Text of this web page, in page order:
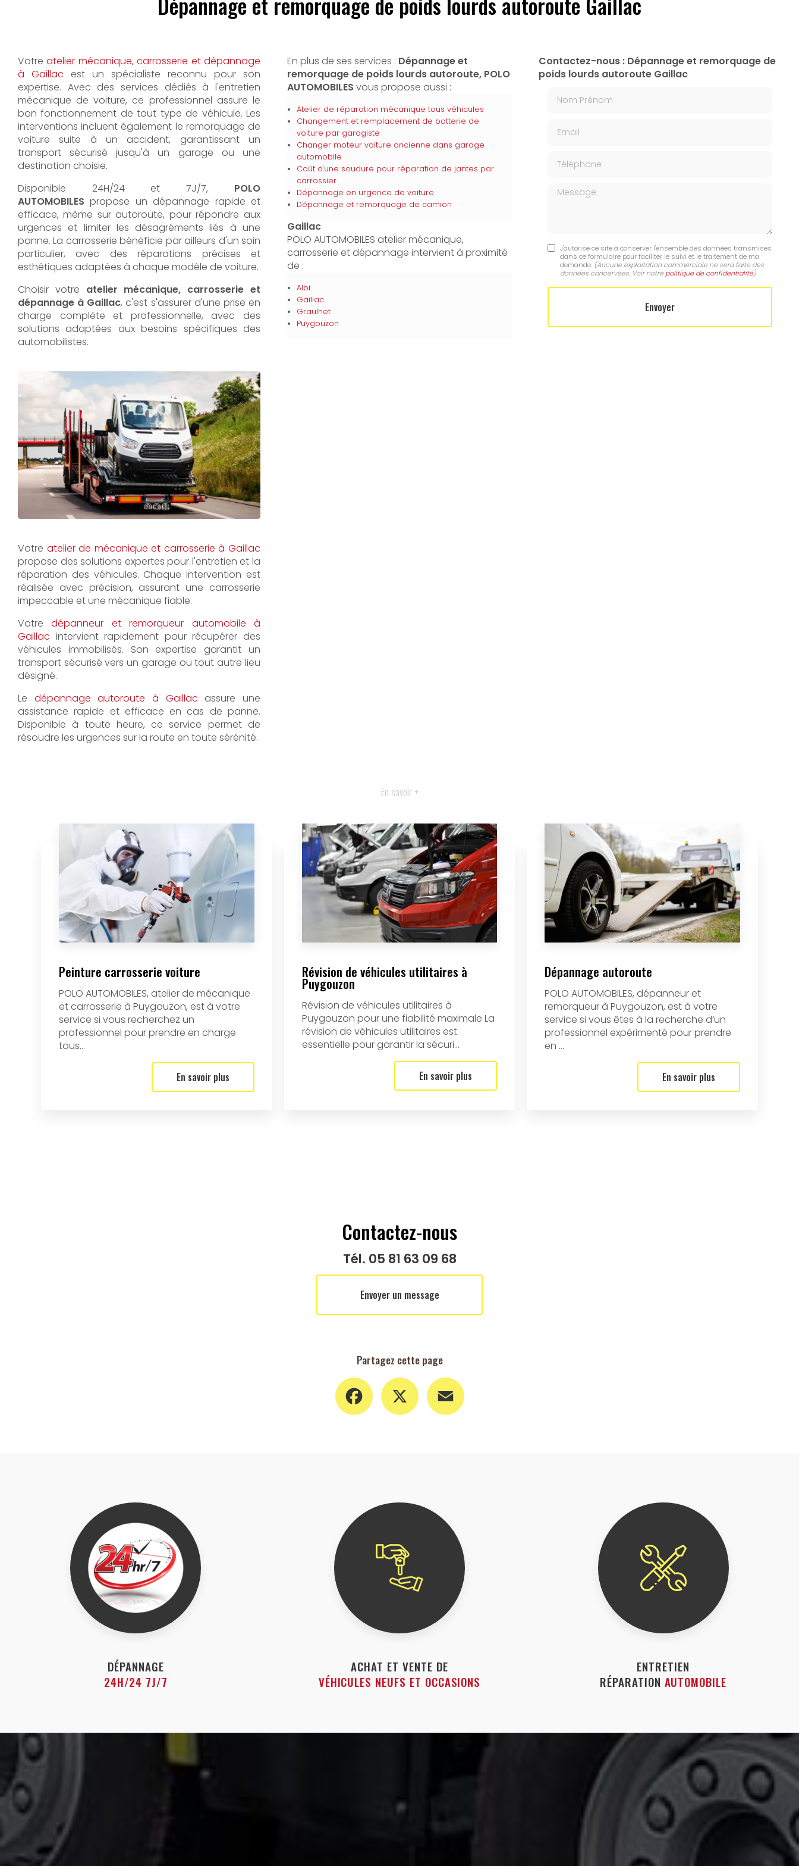
Votreatelier mécanique, carrosserie et dépannage
à Gaillac
est un spécialiste reconnu pour son
expertise. Avec des services dédiés à l'entretien
mécanique de voiture, ce professionnel assure le
bon fonctionnement de tout type de véhicule. Les
interventions incluent également le remorquage de
voiture suite à un accident, garantissant un
transport sécurisé jusqu'à un garage ou une
destination choisie.
Disponible 24H/24 et 7J/7, POLO
AUTOMOBILESpropose un dépannage rapide et
efficace, même sur autoroute, pour répondre aux
urgences et limiter les désagréments liés à une
panne. La carrosserie bénéficie par ailleurs d'un soin
particulier, avec des réparations précises et
esthétiques adaptées à chaque modèle de voiture.
Choisir votre atelier mécanique, carrosserie et
dépannage à Gaillac, c'est s'assurer d'une prise en
charge complète et professionnelle, avec des
solutions adaptées aux besoins spécifiques des
automobilistes.
Votre atelier de mécanique et carrosserie à Gaillac
propose des solutions expertes pour l'entretien et la
réparation des véhicules. Chaque intervention est
réalisée avec précision, assurant une carrosserie
impeccable et une mécanique fiable.
Votredépanneur et remorqueur automobile à
Gaillac intervient rapidement pour récupérer des
véhicules immobilisés. Son expertise garantit un
transport sécurisé vers un garage ou tout autre lieu
désigné.
Le dépannage autoroute à Gaillac assure une
assistance rapide et efficace en cas de panne.
Disponible à toute heure, ce service permet de
résoudre les urgences sur la route en toute sérénité.
En plus de ses services : Dépannage et
remorquage de poids lourds autoroute, POLO
AUTOMOBILES vous propose aussi :
Atelier de réparation mécanique tous véhicules
Changement et remplacement de batterie de
voiture par garagiste
Changer moteur voiture ancienne dans garage
automobile
Coût d'une soudure pour réparation de jantes par
carrossier
Dépannage en urgence de voiture
Dépannage et remorquage de camion
Gaillac
POLO AUTOMOBILES atelier mécanique,
carrosserie et dépannage intervient à proximité
de :
Albi
Gaillac
Graulhet
Puygouzon
Contactez-nous : Dépannage et remorquage de
poids lourds autoroute Gaillac
Message
J'autorise ce site à conserver l'ensemble des données transmises
dans ce formulaire pour faciliter le suivi et le traitement de ma
demande. (Aucune exploitation commerciale ne sera faite des
données concervées. Voir notre politique de confidentialité)
En savoir +
Peinture carrosserie voiture
POLO AUTOMOBILES, atelier de mécanique
et carrosserie à Puygouzon, est à votre
service si vous recherchez un
professionnel pour prendre en charge
tous...
En savoir plus
Révision de véhicules utilitaires à
Puygouzon
Révision de véhicules utilitaires à
Puygouzon pour une fiabilité maximale La
révision de véhicules utilitaires est
essentielle pour garantir la sécuri...
En savoir plus
Dépannage autoroute
POLO AUTOMOBILES, dépanneur et
remorqueur à Puygouzon, est à votre
service si vous êtes à la recherche d’un
professionnel expérimenté pour prendre
en ...
En savoir plus
Contactez-nous
Tél. 05 81 63 09 68
Envoyer un message
Partagez cette page
Facebook
DÉPANNAGE
24H/24 7J/7
ACHAT ET VENTE DE
VÉHICULES NEUFS ET OCCASIONS
ENTRETIEN
RÉPARATION AUTOMOBILE